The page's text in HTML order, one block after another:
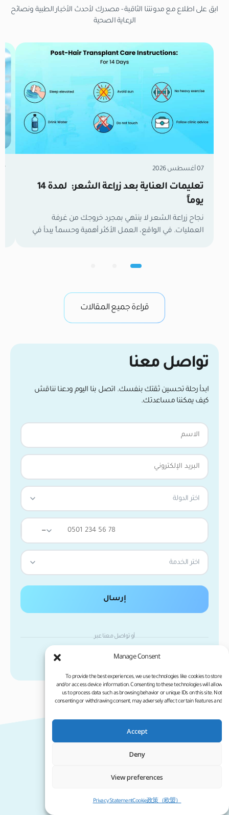
Manage Consent
To provide the best experiences, we use technologies like cookies to store
and/or access device information. Consenting to these technologies will allow
us to process data such as browsing behavior or unique IDs on this site. Not
consenting or withdrawing consent, may adversely affect certain features and
Accept
Deny
View preferences
Cookie政策（欧盟）
Privacy Statement
ابق على اطلاع مع مدونتنا الثاقبة - مصدرك لأحدث الأخبار الطبية ونصائح
الرعاية الصحية
07 أغسطس 2026
تعليمات العناية بعد زراعة الشعر: لمدة 14
يوماً
نجاح زراعة الشعر لا ينتهي بمجرد خروجك من غرفة
العمليات. في الواقع، العمل الأكثر أهمية وحسماً يبدأ في
تكون بصيلات الشعر الجديدة كائنات حية وهشة تعمل
من واقع خبرتنا […]
قراءة جميع المقالات
تواصل معنا
ابدأ رحلة تحسين ثقتك بنفسك. اتصل بنا اليوم ودعنا نناقش
كيف يمكننا مساعدتك.
اختر الدولة
—
اختر الخدمة
إرسال
أو تواصل معنا عبر
زراعة اللحية والذقن النتائج